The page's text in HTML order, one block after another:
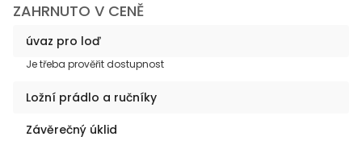
ZAHRNUTO V CENĚ
úvaz pro loď
Je třeba prověřit dostupnost
Ložní prádlo a ručníky
Závěrečný úklid